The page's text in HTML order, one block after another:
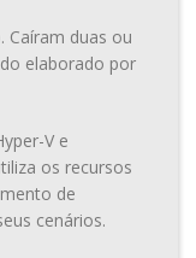
Caíram duas ou
elaborado por
V e
os recursos
de
cenários.